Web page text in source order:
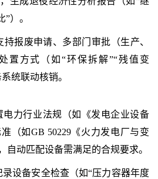
）。
持报废申请、多部门审批（生产、
置方式（如“环保拆解”“残值变
统联动核销。
电力行业法规（如《发电企业设备
（如GB 50229《火力发电厂与变
自动匹配设备需满足的合规要求。
录设备安全检查（如“压力容器年度